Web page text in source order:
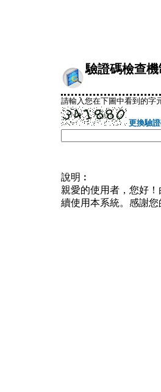
驗證碼檢查機
請輸入您在下圖中看到的字
更換驗
說明︰
親愛的使用者，您好
續使用本系統。感謝您